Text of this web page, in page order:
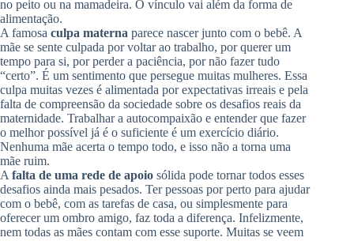
no peito ou na mamadeira. O vínculo vai além da forma de
alimentação.
A famosa culpa materna parece nascer junto com o bebê. A
mãe se sente culpada por voltar ao trabalho, por querer um
tempo para si, por perder a paciência, por não fazer tudo
“certo”. É um sentimento que persegue muitas mulheres. Essa
culpa muitas vezes é alimentada por expectativas irreais e pela
falta de compreensão da sociedade sobre os desafios reais da
maternidade. Trabalhar a autocompaixão e entender que fazer
o melhor possível já é o suficiente é um exercício diário.
Nenhuma mãe acerta o tempo todo, e isso não a torna uma
mãe ruim.
A falta de uma rede de apoio sólida pode tornar todos esses
desafios ainda mais pesados. Ter pessoas por perto para ajudar
com o bebê, com as tarefas de casa, ou simplesmente para
oferecer um ombro amigo, faz toda a diferença. Infelizmente,
nem todas as mães contam com esse suporte. Muitas se veem